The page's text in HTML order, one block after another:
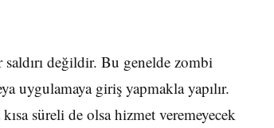
değildir. Bu genelde zombi
uygulamaya giriş yapmakla yapılır.
süreli de olsa hizmet veremeyecek